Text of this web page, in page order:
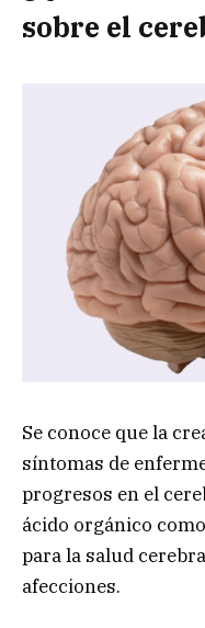
sobre el
Se conoce que la
síntomas de
progresos en el
ácido orgánico
para la salud
afecciones.